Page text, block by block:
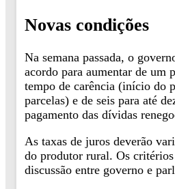
Novas condições
Na semana passada, o
acordo para aumentar de um
tempo de carência (início do
parcelas) e de seis para até
pagamento das dívidas
As taxas de juros deverão
do produtor rural. Os
discussão entre governo e